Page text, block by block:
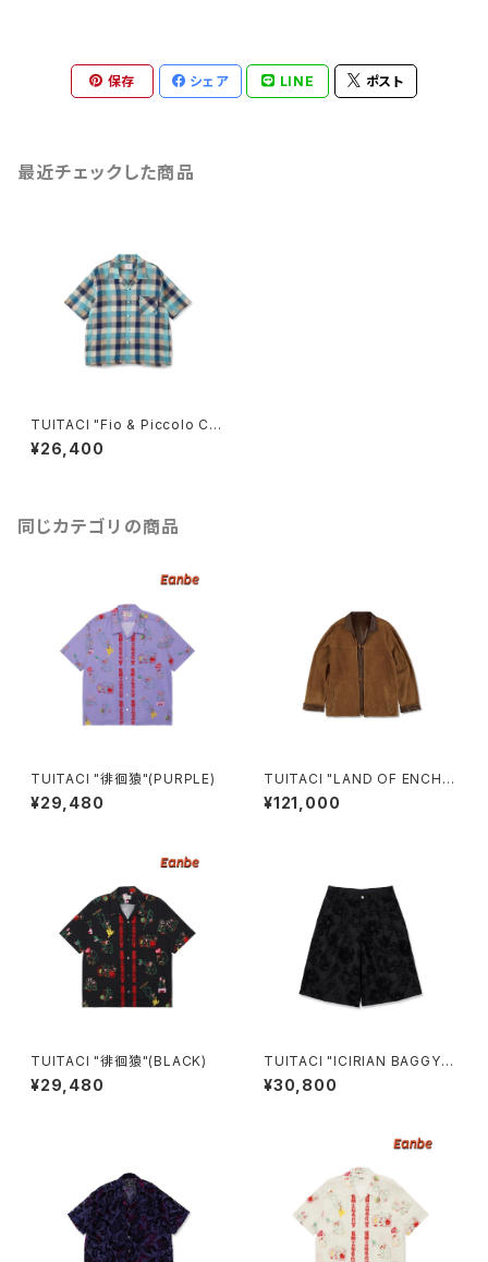
保存 シェア LINE ポスト
最近チェックした商品
TUITACI "Fio & Piccolo CH
ECK SHIRTS"(BLUE)
¥26,400
同じカテゴリの商品
TUITACI "徘徊猿"(PURPLE)
¥29,480
TUITACI "LAND OF ENCHA
NTMENT REVERSIBLE JAC
KET"(BROWN)
¥121,000
TUITACI "徘徊猿"(BLACK)
¥29,480
TUITACI "ICIRIAN BAGGY S
HORTS"(BLACK)
¥30,800